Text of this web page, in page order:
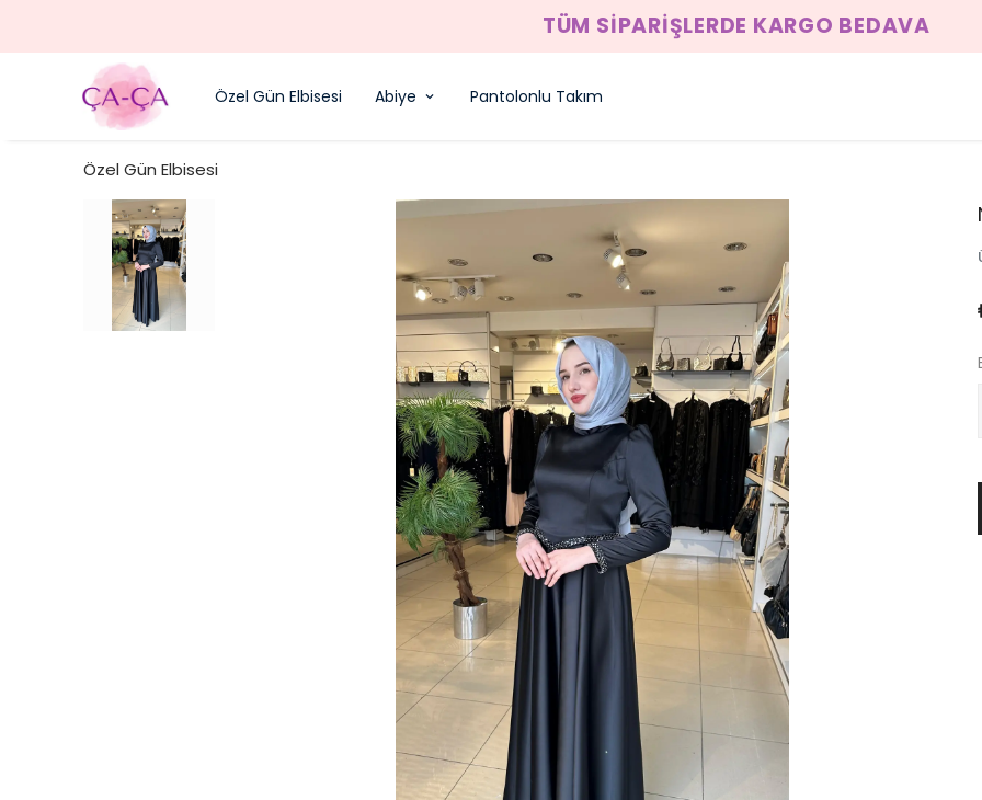
TÜM SİPARİŞLERDE KARGO BEDAVA
Özel Gün Elbisesi Abiye Pantolonlu Takım
Özel Gün Elbisesi